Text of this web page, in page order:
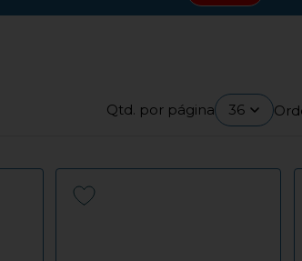
Qtd. por página